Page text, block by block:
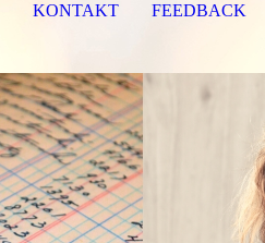
KONTAKT FEEDBACK